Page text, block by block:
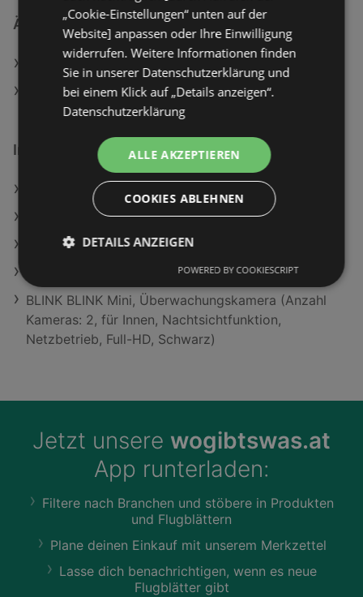
Ähnliche Händler
Tchibo/Eduscho Angebote
Fressnapf Angebote
Interessantes auf wogibtswas.at
Citronat Angebote
Ergänzung Klasse Angebote
simpli.at Filialen in Großraming
Clarins Selbstbräuner Angebote
BLINK BLINK Mini, Überwachungskamera (Anzahl
Kameras: 2, für Innen, Nachtsichtfunktion,
Netzbetrieb, Full-HD, Schwarz)
Jetzt unsere wogibtswas.at
App runterladen:
Filtere nach Branchen und stöbere in Produkten
und Flugblättern
Plane deinen Einkauf mit unserem Merkzettel
Lasse dich benachrichtigen, wenn es neue
Flugblätter gibt
„Cookie-Einstellungen“ unten auf der
Website] anpassen oder Ihre Einwilligung
widerrufen. Weitere Informationen finden
Sie in unserer Datenschutzerklärung und
bei einem Klick auf „Details anzeigen“.
Datenschutzerklärung
ALLE AKZEPTIEREN
COOKIES ABLEHNEN
DETAILS ANZEIGEN
POWERED BY COOKIESCRIPT